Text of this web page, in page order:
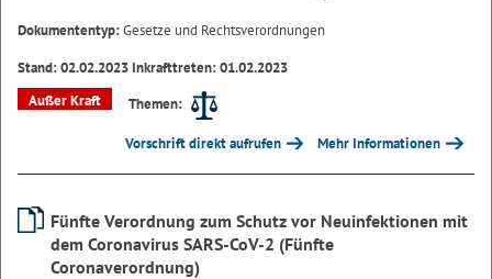
Dokumententyp:Gesetze und Rechtsverordnungen
Stand: 02.02.2023 Inkrafttreten: 01.02.2023
Außer Kraft
Themen:
Vorschrift direkt aufrufen Mehr Informationen
Fünfte Verordnung zum Schutz vor Neuinfektionen mit
dem Coronavirus SARS-CoV-2 (Fünfte
Coronaverordnung)